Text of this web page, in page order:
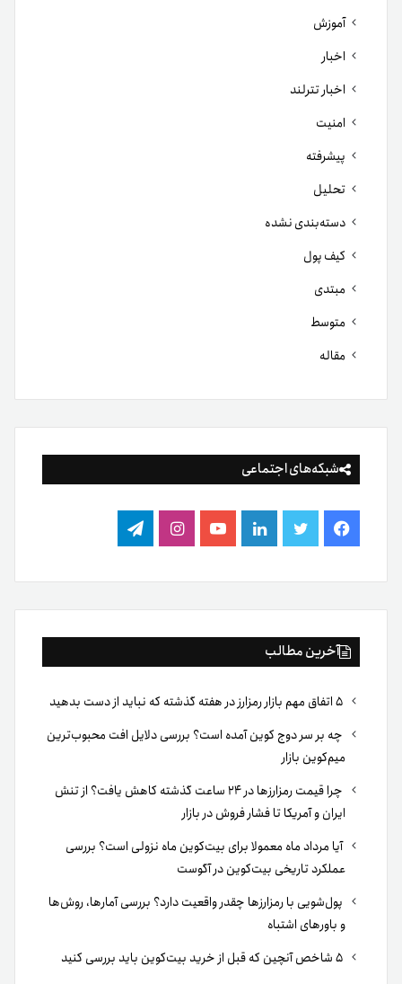
آموزش
اخبار
اخبار تترلند
امنیت
پیشرفته
تحلیل
دسته‌بندی نشده
کیف پول
مبتدی
متوسط
مقاله
شبکه‌های اجتماعی
فیس
بوک
توییتر لینکدینیوتیوباینستاگرام
تلگرام
آخرین مطالب
چه بر سر دوج کوین آمده است؟ بررسی دلایل افت محبوب‌ترین
میم‌کوین بازار
چرا قیمت رمزارزها در ۲۴ ساعت گذشته کاهش یافت؟ از تنش
ایران و آمریکا تا فشار فروش در بازار
آیا مرداد ماه معمولا برای بیت‌کوین ماه نزولی است؟ بررسی
عملکرد تاریخی بیت‌کوین در آگوست
پول‌شویی با رمزارزها چقدر واقعیت دارد؟ بررسی آمارها، روش‌ها
و باورهای اشتباه